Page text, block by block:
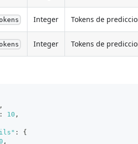
Integer Tokens de
Integer Tokens de
,
: 10 ,
:
{
,